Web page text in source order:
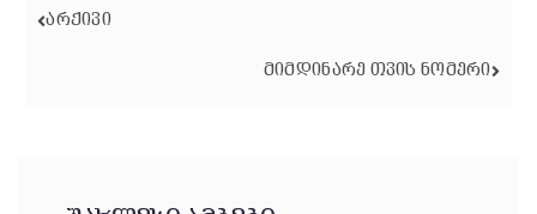
ᲐᲠᲥᲘᲕᲘ
ᲛᲘᲛᲓᲘᲜᲐᲠᲔ ᲗᲕᲘᲡ ᲜᲝᲛᲔᲠᲘ